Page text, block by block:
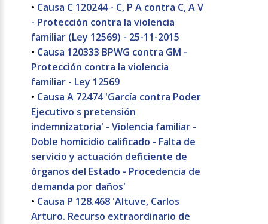
• Causa C 120244 - C, P A contra C, A V
- Protección contra la violencia
familiar (Ley 12569) - 25-11-2015
• Causa 120333 BPWG contra GM -
Protección contra la violencia
familiar - Ley 12569
• Causa A 72474 'García contra Poder
Ejecutivo s pretensión
indemnizatoria' - Violencia familiar -
Doble homicidio calificado - Falta de
servicio y actuación deficiente de
órganos del Estado - Procedencia de
demanda por daños'
• Causa P 128.468 'Altuve, Carlos
Arturo. Recurso extraordinario de